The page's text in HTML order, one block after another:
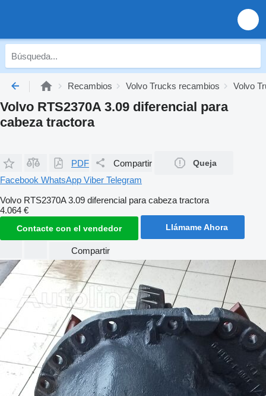
Recambios Volvo Trucks recambios Volvo
Volvo RTS2370A 3.09 diferencial para
cabeza tractora
PDF Compartir Queja
Facebook WhatsApp Viber Telegram
Volvo RTS2370A 3.09 diferencial para cabeza tractora
4.064 €
Contacte con el vendedor Llámame Ahora
Compartir